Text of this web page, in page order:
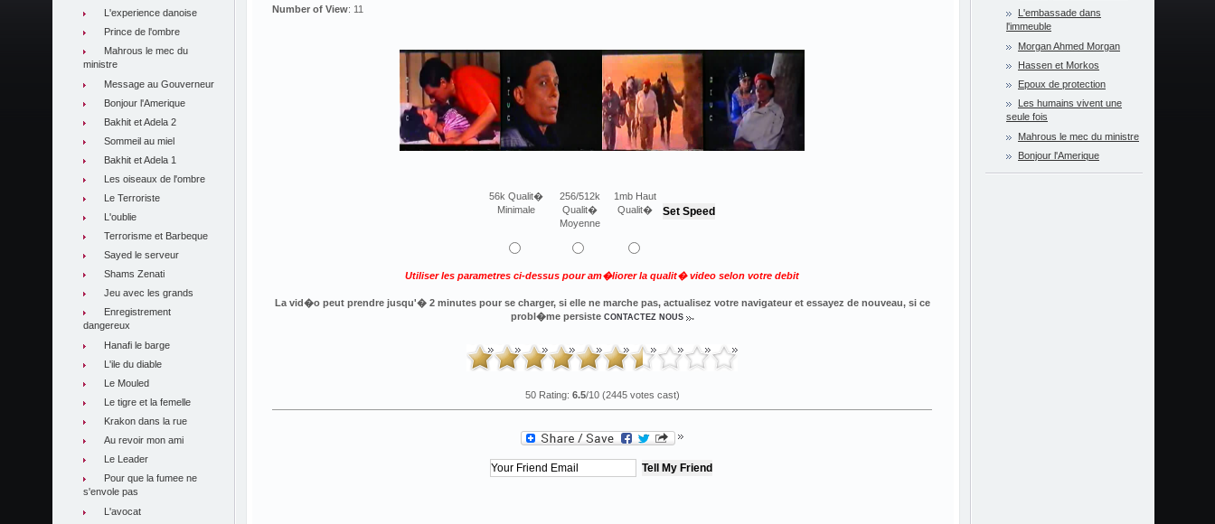
L'experience danoise
Prince de l'ombre
Mahrous le mec du
ministre
Message au Gouverneur
Bonjour l'Amerique
Bakhit et Adela 2
Sommeil au miel
Bakhit et Adela 1
Les oiseaux de l'ombre
Le Terroriste
L'oublie
Terrorisme et Barbeque
Sayed le serveur
Shams Zenati
Jeu avec les grands
Enregistrement
dangereux
Hanafi le barge
L'ile du diable
Le Mouled
Le tigre et la femelle
Krakon dans la rue
Au revoir mon ami
Le Leader
Pour que la fumee ne
s'envole pas
L'avocat
Number of View: 11
56k Qualit�
Minimale
256/512k
Qualit�
Moyenne
1mb Haut
Qualit�
Utiliser les parametres ci-dessus pour am�liorer la qualit� video selon votre debit
La vid�o peut prendre jusqu'� 2 minutes pour se charger, si elle ne marche pas, actualisez votre navigateur et essayez de nouveau, si ce
probl�me persiste CONTACTEZ NOUS .
50 Rating: 6.5/10 (2445 votes cast)
L'embassade dans
l'immeuble
Morgan Ahmed Morgan
Hassen et Morkos
Epoux de protection
Les humains vivent une
seule fois
Mahrous le mec du ministre
Bonjour l'Amerique